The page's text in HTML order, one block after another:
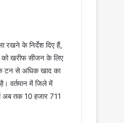
रखने के निर्देश दिए हैं,
को खरीफ सीजन के लिए
टन से अधिक खाद का
वर्तमान में जिले में
अब तक 10 हजार 711